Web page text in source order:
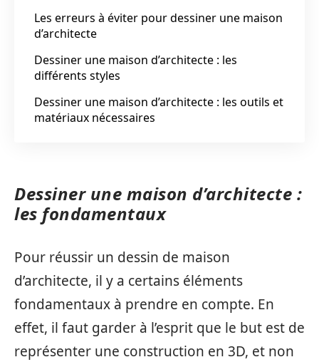
Les erreurs à éviter pour dessiner une maison
d’architecte
Dessiner une maison d’architecte : les
différents styles
Dessiner une maison d’architecte : les outils et
matériaux nécessaires
Dessiner une maison d’architecte :
les fondamentaux
Pour réussir un dessin de maison
d’architecte, il y a certains éléments
fondamentaux à prendre en compte. En
effet, il faut garder à l’esprit que le but est de
représenter une construction en 3D, et non